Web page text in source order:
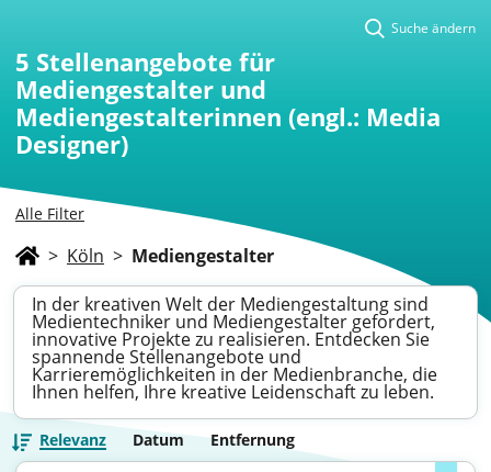
Alle Filter
Suche ändern
5 Stellenangebote für
Mediengestalter und
Mediengestalterinnen (engl.: Media
Designer)
> Köln > Mediengestalter
In der kreativen Welt der Mediengestaltung sind
Medientechniker und Mediengestalter gefordert,
innovative Projekte zu realisieren. Entdecken Sie
spannende Stellenangebote und
Karrieremöglichkeiten in der Medienbranche, die
Ihnen helfen, Ihre kreative Leidenschaft zu leben.
Relevanz Datum Entfernung